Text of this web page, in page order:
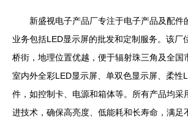
新盛视电子产品厂专注于电子产品及配件
业务包括LED显示屏的批发和定制服务。该厂
桥街，地理位置优越，便于辐射珠三角及全国
室内外全彩LED显示屏、单双色显示屏、柔性
件，如控制卡、电源和箱体等。所有产品均采
进技术，确保高亮度、低能耗和长寿命，满足